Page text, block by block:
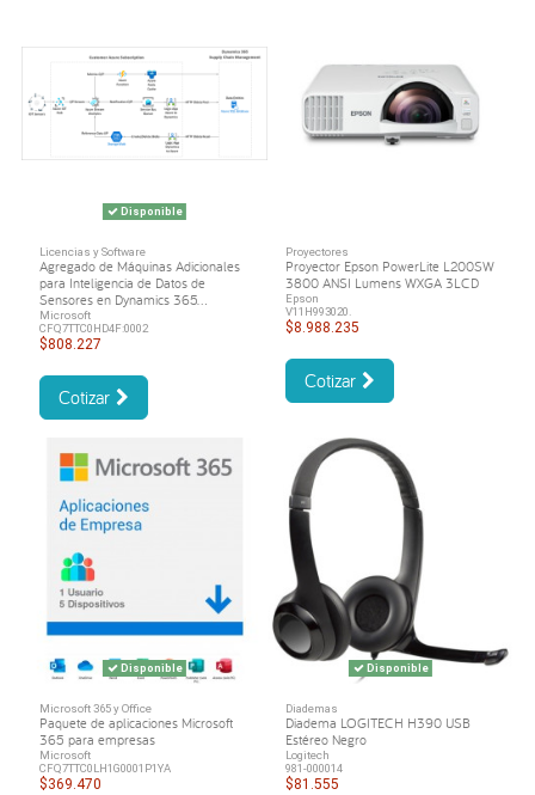
Disponible
Licencias y Software
Agregado de Máquinas Adicionales
para Inteligencia de Datos de
Sensores en Dynamics 365...
Microsoft
CFQ7TTC0HD4F:0002
$808.227
Cotizar
Proyectores
Proyector Epson PowerLite L200SW
3800 ANSI Lumens WXGA 3LCD
Epson
V11H993020.
$8.988.235
Cotizar
Disponible
Microsoft 365 y Office
Paquete de aplicaciones Microsoft
365 para empresas
Microsoft
CFQ7TTC0LH1G0001P1YA
$369.470
Disponible
Diademas
Diadema LOGITECH H390 USB
Estéreo Negro
Logitech
981-000014
$81.555